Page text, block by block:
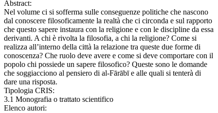
Abstract:
Nel volume ci si sofferma sulle conseguenze politiche che nascono
dal conoscere filosoficamente la realtà che ci circonda e sul rapporto
che questo sapere instaura con la religione e con le discipline da essa
derivanti. A chi è rivolta la filosofia, a chi la religione? Come si
realizza all’interno della città la relazione tra queste due forme di
conoscenza? Che ruolo deve avere e come si deve comportare con il
popolo chi possiede un sapere filosofico? Queste sono le domande
che soggiacciono al pensiero di al-Fārābī e alle quali si tenterà di
dare una risposta.
Tipologia CRIS:
3.1 Monografia o trattato scientifico
Elenco autori: